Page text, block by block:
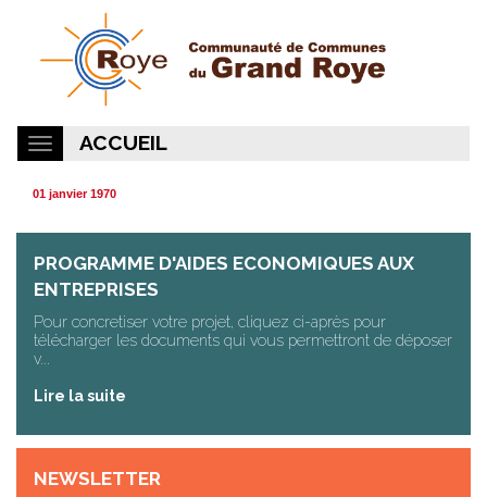
ACCUEIL
01 janvier 1970
PROGRAMME D'AIDES ECONOMIQUES AUX
ENTREPRISES
Pour concretiser votre projet, cliquez ci-après pour
télécharger les documents qui vous permettront de déposer
v...
Lire la suite
NEWSLETTER